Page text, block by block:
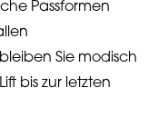
Passformen
Sie modisch
bis zur letzten